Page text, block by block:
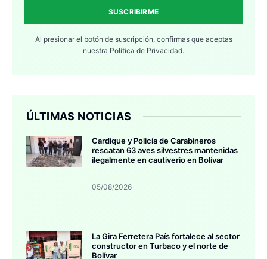
SUSCRIBIRME
Al presionar el botón de suscripción, confirmas que aceptas
nuestra Política de Privacidad.
ÚLTIMAS NOTICIAS
Cardique y Policía de Carabineros
rescatan 63 aves silvestres mantenidas
ilegalmente en cautiverio en Bolívar
05/08/2026
La Gira Ferretera País fortalece al sector
constructor en Turbaco y el norte de
Bolívar